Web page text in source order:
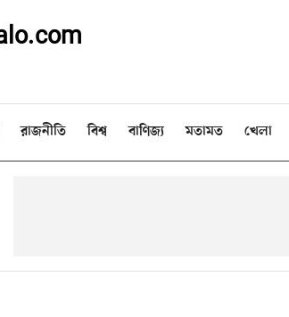
রাজনীতি বিশ্ব বাণিজ্য মতামত খেলা